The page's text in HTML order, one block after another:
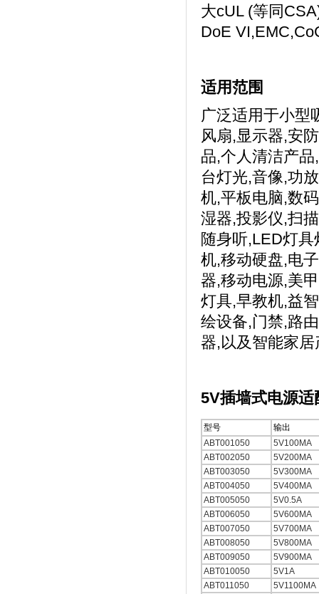
大cUL (等同
DoE
适用范围
广泛适用于小型
风扇,显示器,安
品,个人清洁产
台灯光,音像,功
机,平板电脑,数
湿器,投影仪,扫
随身听,LED灯
机,移动硬盘,电
器,移动电源,美
灯具,早教机,益
绘设备,门禁,路
器,以及智能家居
5V插墙式电源
型号
输出
ABT001050
5V100MA
ABT002050
5V200MA
ABT003050
5V300MA
ABT004050
5V400MA
ABT005050
5V0.5A
ABT006050
5V600MA
ABT007050
5V700MA
ABT008050
5V800MA
ABT009050
5V900MA
ABT010050
5V1A
ABT011050
5V1100MA